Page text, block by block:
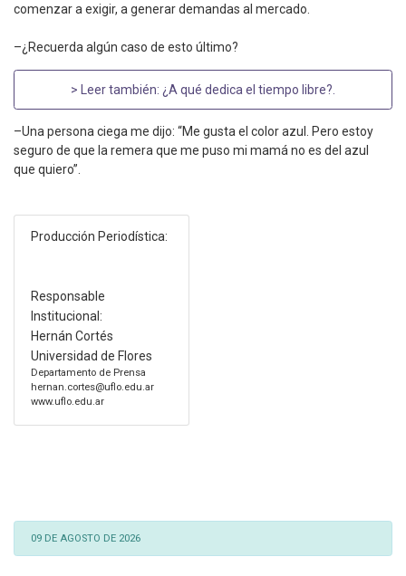
comenzar a exigir, a generar demandas al mercado.
–¿Recuerda algún caso de esto último?
> Leer también: ¿A qué dedica el tiempo libre?
–Una persona ciega me dijo: “Me gusta el color azul. Pero estoy
seguro de que la remera que me puso mi mamá no es del azul
que quiero”.
Producción Periodística:
Responsable
Institucional:
Hernán Cortés
Universidad de Flores
Departamento de Prensa
hernan.cortes@uflo.edu.ar
www.uflo.edu.ar
09 DE AGOSTO DE 2026